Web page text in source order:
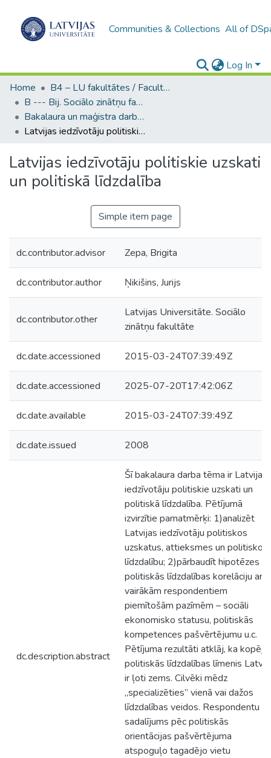
Communities & Collections All of
Log In
Home
B4 – LU fakultātes / Faculties of the UL
B --- Bij. Sociālo zinātņu fakultātes noslēguma darbi / Faculty of Social Sciences - Graduate works
Bakalaura un maģistra darbi (SZF) / Bachelor's and Master's theses
Latvijas iedzīvotāju politiskie uzskati un politiskā līdzdalība
Latvijas iedzīvotāju politiskie uzskati
un politiskā līdzdalība
Simple item page
dc.contributor.advisor Zepa, Brigita
dc.contributor.author Ņikišins, Jurijs
dc.contributor.other
Latvijas Universitāte. Sociālo
zinātņu fakultāte
dc.date.accessioned 2015-03-24T07:39:49Z
dc.date.accessioned 2025-07-20T17:42:06Z
dc.date.available 2015-03-24T07:39:49Z
dc.date.issued 2008
dc.description.abstract
Šī bakalaura darba tēma ir Latvijas
iedzīvotāju politiskie uzskati un
politiskā līdzdalība. Pētījumā
izvirzītie pamatmērķi: 1)analizēt
Latvijas iedzīvotāju politiskos
uzskatus, attieksmes un politisko
līdzdalību; 2)pārbaudīt hipotēzes
politiskās līdzdalības korelāciju ar
vairākām respondentiem
piemītošām pazīmēm – sociāli
ekonomisko statusu, politiskās
kompetences pašvērtējumu u.c.
Pētījuma rezultāti atklāj, ka
politiskās līdzdalības līmenis
ir ļoti zems. Cilvēki mēdz
„specializēties” vienā vai dažos
līdzdalības veidos. Respondentu
sadalījums pēc politiskās
orientācijas pašvērtējuma
atspoguļo tagadējo vietu